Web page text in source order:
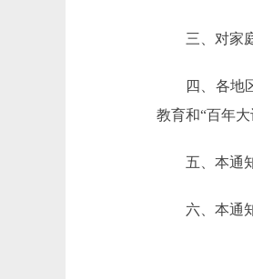
三、对家庭
四、各地区
教育和“百年
五、本通知
六、本通知